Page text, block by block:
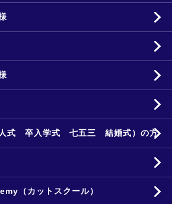
式 卒入学式 七五三 結婚式）の方
（カットスクール）